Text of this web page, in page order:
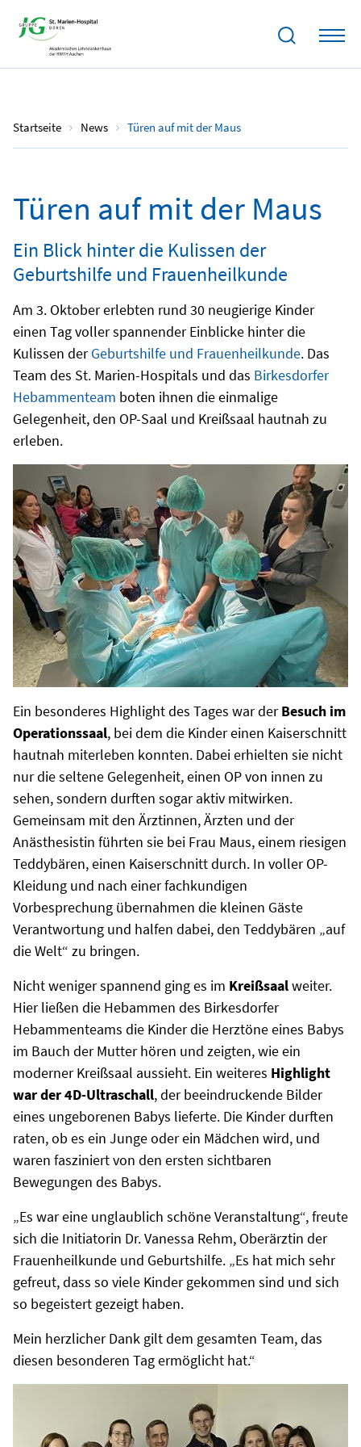
Startseite News Türen auf mit der Maus
09.10.2024
Türen auf mit der Maus
Ein Blick hinter die Kulissen der
Geburtshilfe und Frauenheilkunde
Am 3. Oktober erlebten rund 30 neugierige Kinder
einen Tag voller spannender Einblicke hinter die
Kulissen derGeburtshilfe und Frauenheilkunde. Das
Team des St. Marien-Hospitals und das Birkesdorfer
Hebammenteam boten ihnen die einmalige
Gelegenheit, den OP-Saal und Kreißsaal hautnah zu
erleben.
Ein besonderes Highlight des Tages war derBesuch im
Operationssaal, bei dem die Kinder einen Kaiserschnitt
hautnah miterleben konnten. Dabei erhielten sie nicht
nur die seltene Gelegenheit, einen OP von innen zu
sehen, sondern durften sogar aktiv mitwirken.
Gemeinsam mit den Ärztinnen, Ärzten und der
Anästhesistin führten sie bei Frau Maus, einem riesigen
Teddybären, einen Kaiserschnitt durch. In voller OP-
Kleidung und nach einer fachkundigen
Vorbesprechung übernahmen die kleinen Gäste
Verantwortung und halfen dabei, den Teddybären „auf
die Welt“ zu bringen.
Nicht weniger spannend ging es im Kreißsaalweiter.
Hier ließen die Hebammen des Birkesdorfer
Hebammenteams die Kinder die Herztöne eines Babys
im Bauch der Mutter hören und zeigten, wie ein
moderner Kreißsaal aussieht. Ein weiteres Highlight
war der 4D-Ultraschall, der beeindruckende Bilder
eines ungeborenen Babys lieferte. Die Kinder durften
raten, ob es ein Junge oder ein Mädchen wird, und
waren fasziniert von den ersten sichtbaren
Bewegungen des Babys.
„Es war eine unglaublich schöne Veranstaltung“, freute
sich die Initiatorin Dr. Vanessa Rehm, Oberärztin der
Frauenheilkunde und Geburtshilfe. „Es hat mich sehr
gefreut, dass so viele Kinder gekommen sind und sich
so begeistert gezeigt haben.
Mein herzlicher Dank gilt dem gesamten Team, das
diesen besonderen Tag ermöglicht hat.“